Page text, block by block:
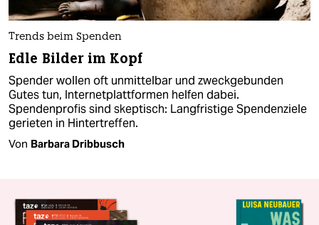
Trends beim Spenden
Edle Bilder im Kopf
Spender wollen oft unmittelbar und zweckgebunden
Gutes tun, Internetplattformen helfen dabei.
Spendenprofis sind skeptisch: Langfristige Spendenziele
gerieten in Hintertreffen.
Von Barbara Dribbusch